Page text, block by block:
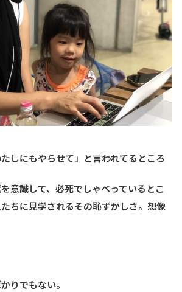
しにもやらせて」と言われてるところ
意識して、必死でしゃべっているとこ
ちに見学されるその恥ずかしさ。想像
りでもない。